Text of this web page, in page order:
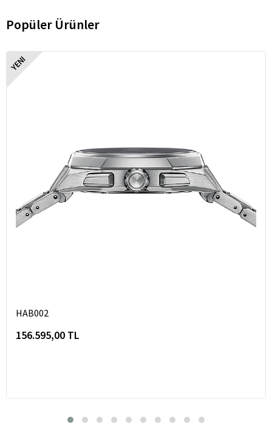
Popüler Ürünler
YENI
HAB002
156.595,00 TL